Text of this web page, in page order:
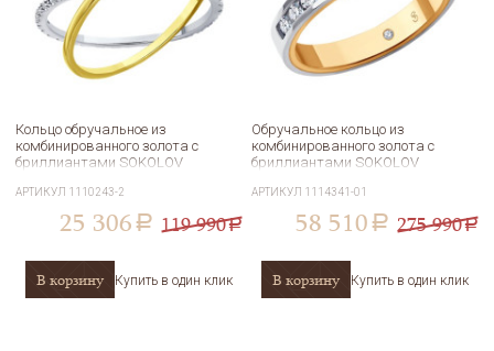
Кольцо обручальное из
комбинированного золота с
бриллиантами SOKOLOV
АРТИКУЛ 1110243-2
25 306 a 119 990a
В корзину Купить в один клик
Обручальное кольцо из
комбинированного золота с
бриллиантами SOKOLOV
АРТИКУЛ 1114341-01
58 510 a 275 990a
В корзину Купить в один клик